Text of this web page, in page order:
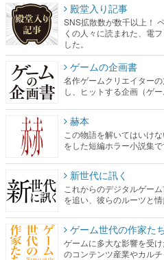
殿堂入り記事
SNS拡散数が数千以上！
くの人々に読まれた、電
した。
ゲームの企画書
名作ゲームクリエイター
し、ヒットする企画（ゲ
赫本
この物語を解いてはいけ
をした短編ホラー小説集で
新世代に訊く
これからのデジタルゲー
を追い、彼らのルーツと情
ゲーム世代の作家た
ゲームに多大な影響を受
のコンテンツ産業やカル